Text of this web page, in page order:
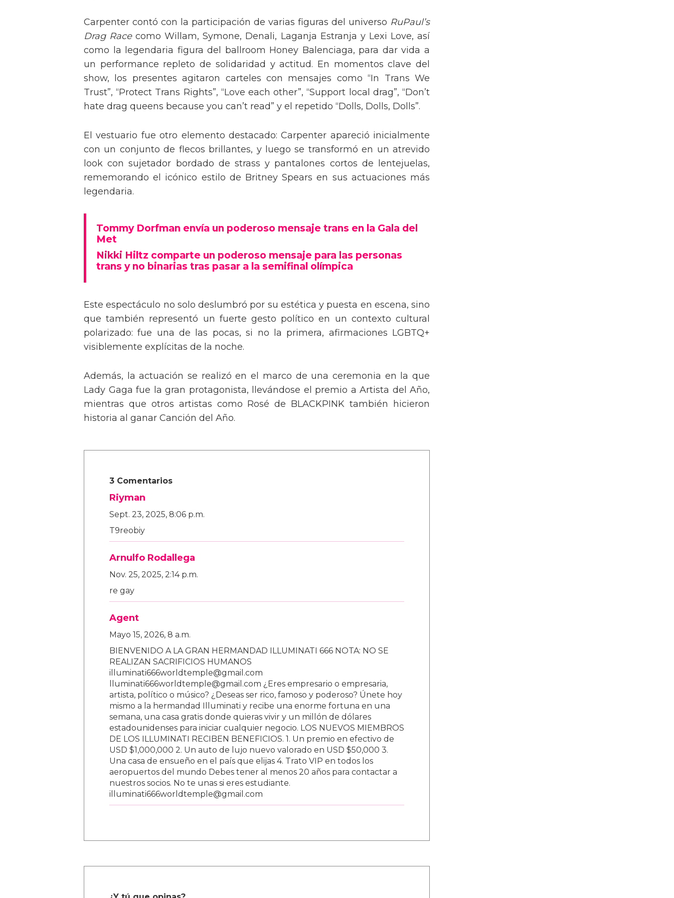
Carpenter contó con la participación de varias figuras del universo RuPaul’s
Drag Racecomo Willam, Symone, Denali, Laganja Estranja y Lexi Love, así
como la legendaria figura del ballroom Honey Balenciaga, para dar vida a
un performance repleto de solidaridad y actitud. En momentos clave del
show, los presentes agitaron carteles con mensajes como “In Trans We
Trust”, “Protect Trans Rights”, “Love each other”, “Support local drag”, “Don’t
hate drag queens because you can’t read” y el repetido “Dolls, Dolls, Dolls”.
El vestuario fue otro elemento destacado: Carpenter apareció inicialmente
con un conjunto de flecos brillantes, y luego se transformó en un atrevido
look con sujetador bordado de strass y pantalones cortos de lentejuelas,
rememorando el icónico estilo de Britney Spears en sus actuaciones más
legendaria.
Tommy Dorfman envía un poderoso mensaje trans en la Gala del
Met
Nikki Hiltz comparte un poderoso mensaje para las personas
trans y no binarias tras pasar a la semifinal olímpica
Este espectáculo no solo deslumbró por su estética y puesta en escena, sino
que también representó un fuerte gesto político en un contexto cultural
polarizado: fue una de las pocas, si no la primera, afirmaciones LGBTQ+
visiblemente explícitas de la noche.
Además, la actuación se realizó en el marco de una ceremonia en la que
Lady Gaga fue la gran protagonista, llevándose el premio a Artista del Año,
mientras que otros artistas como Rosé de BLACKPINK también hicieron
historia al ganar Canción del Año.
3 Comentarios
Riyman
Sept. 23, 2025, 8:06 p.m.
T9reobiy
Arnulfo Rodallega
Nov. 25, 2025, 2:14 p.m.
re gay
Agent
Mayo 15, 2026, 8 a.m.
BIENVENIDO A LA GRAN HERMANDAD ILLUMINATI 666 NOTA: NO SE
REALIZAN SACRIFICIOS HUMANOS
illuminati666worldtemple@gmail.com
lluminati666worldtemple@gmail.com ¿Eres empresario o empresaria,
artista, político o músico? ¿Deseas ser rico, famoso y poderoso? Únete hoy
mismo a la hermandad Illuminati y recibe una enorme fortuna en una
semana, una casa gratis donde quieras vivir y un millón de dólares
estadounidenses para iniciar cualquier negocio. LOS NUEVOS MIEMBROS
DE LOS ILLUMINATI RECIBEN BENEFICIOS. 1. Un premio en efectivo de
USD $1,000,000 2. Un auto de lujo nuevo valorado en USD $50,000 3.
Una casa de ensueño en el país que elijas 4. Trato VIP en todos los
aeropuertos del mundo Debes tener al menos 20 años para contactar a
nuestros socios. No te unas si eres estudiante.
illuminati666worldtemple@gmail.com